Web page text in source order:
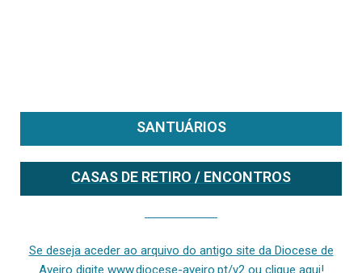
SANTUÁRIOS
CASAS DE RETIRO / ENCONTROS
Se deseja aceder ao arquivo do antigo site da Diocese de
Aveiro digite www.diocese-aveiro.pt/v2 ou clique aqui!